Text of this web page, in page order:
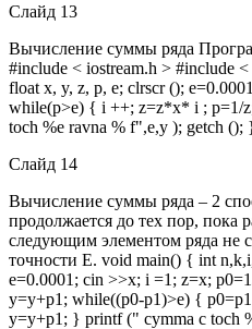
Слайд 13
Вычисление суммы ряда
#include < iostream.h > #include
float x, y, z, p, e; clrscr ();
while(p>e) { i ++; z=z*x* i ; p=1/
toch %e ravna % f",e,y ); getch ();
Слайд 14
Вычисление суммы ряда – 2
продолжается до тех пор, пока
следующим элементом ряда не
точности Е. void main() { int
e=0.0001; cin >>x; i =1; z=x;
y=y+p1; while((p0-p1)>e) {
y=y+p1; } printf (" cymma c toch